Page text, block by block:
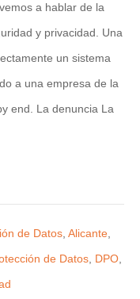
a hablar de la
y privacidad. Una
un sistema
a una empresa de la
end. La denuncia La
de Datos Alicante
de Datos DPO